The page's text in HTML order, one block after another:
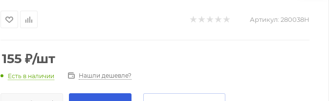
Артикул: 280038Н
155 ₽/шт
Есть в наличии Нашли дешевле?